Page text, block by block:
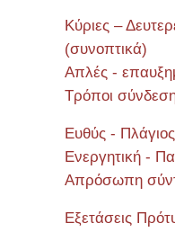
Κύριες –
(συνοπτικά)
Απλές -
Τρόποι
Ευθύς -
Ενεργητική -
Απρόσωπη
Εξετάσεις